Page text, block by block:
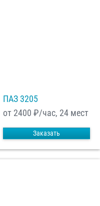
ПАЗ 3205
от 2400 ₽/час, 24 мест
Заказать